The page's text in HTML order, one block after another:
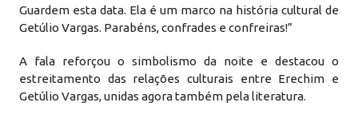
Guardem esta data. Ela é um marco na história cultural de
Getúlio Vargas. Parabéns, confrades e confreiras!”
A fala reforçou o simbolismo da noite e destacou o
estreitamento das relações culturais entre Erechim e
Getúlio Vargas, unidas agora também pela literatura.